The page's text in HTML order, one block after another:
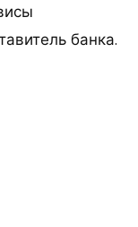
банка.